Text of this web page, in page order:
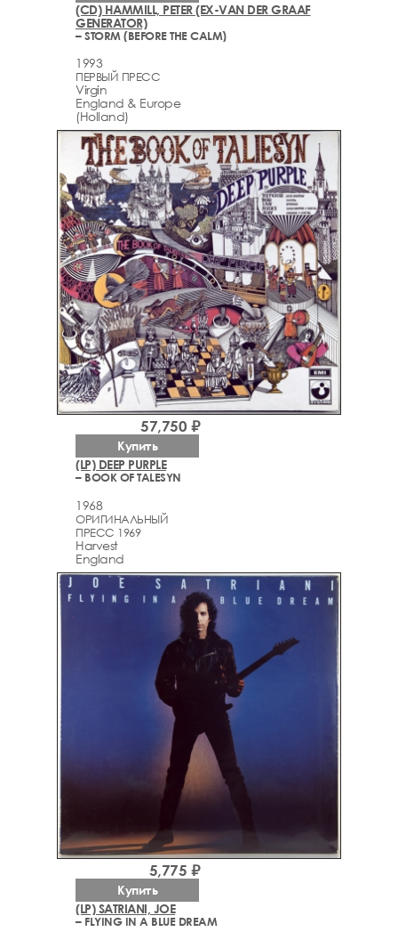
(CD) HAMMILL, PETER (EX-VAN DER GRAAF
GENERATOR)
– STORM (BEFORE THE CALM)
1993
ПЕРВЫЙ ПРЕСС
Virgin
England & Europe
(Holland)
(LP) DEEP PURPLE
– BOOK OF TALESYN
1968
ОРИГИНАЛЬНЫЙ
ПРЕСС 1969
Harvest
England
57,750 ₽
Купить
(LP) SATRIANI, JOE
– FLYING IN A BLUE DREAM
5,775 ₽
Купить